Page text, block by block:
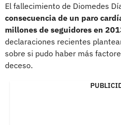
El fallecimiento de Diomedes
consecuencia de un paro
millones de seguidores en
declaraciones recientes
sobre si pudo haber más
deceso.